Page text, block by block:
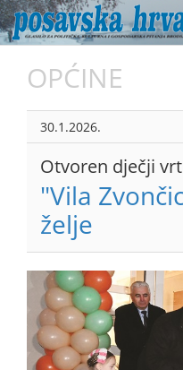
OPĆINE
30.1.2026.
Otvoren dječji
"Vila
želje